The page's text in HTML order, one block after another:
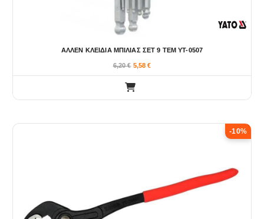
ΑΛΛΕΝ ΚΛΕΙΔΙΑ ΜΠΙΛΙΑΣ ΣΕΤ 9 ΤΕΜ YT-0507
6,20€ 5,58€
-10%